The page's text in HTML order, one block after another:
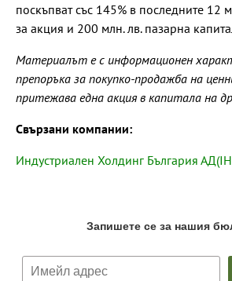
поскъпват със 145% в последните 12
за акция и 200 млн. лв. пазарна
Материалът е с информационен
препоръка за покупко-продажба на
притежава една акция в капитала на
Свързани компании:
Индустриален Холдинг България